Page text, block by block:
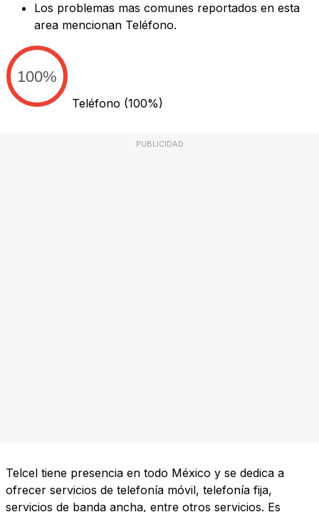
Los problemas mas comunes reportados en esta
area mencionan Teléfono.
100%
Teléfono (100%)
PUBLICIDAD
Telcel tiene presencia en todo México y se dedica a
ofrecer servicios de telefonía móvil, telefonía fija,
servicios de banda ancha, entre otros servicios. Es